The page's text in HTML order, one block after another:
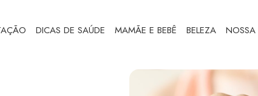
DICAS DE SAÚDE MAMÃE E BEBÊ BELEZA NOSSA